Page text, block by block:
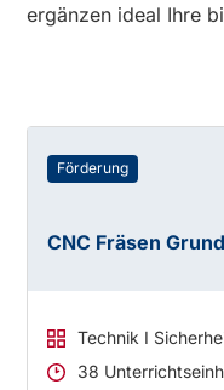
ergänzen ideal Ihre
Förderung
CNC Fräsen
Technik I
38